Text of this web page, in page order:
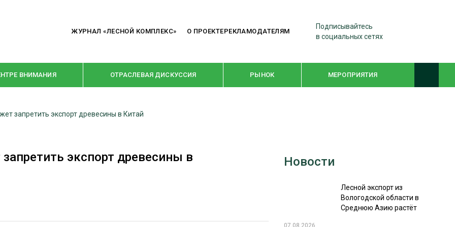
ЖУРНАЛ «ЛЕСНОЙ КОМПЛЕКС» О ПРОЕКТЕРЕКЛАМОДАТЕЛЯМ
Подписывайтесь
в социальных сетях
ВНИМАНИЯ ОТРАСЛЕВАЯ ДИСКУССИЯ РЫНОК МЕРОПРИЯТИЯ
РУБРИКИ
КРУПНЫМ ПЛАНОМ WOODEX-2021
СУШКА ДРЕВЕСИНЫ
запретить экспорт древесины в Китай
экспорт древесины в
Новости
Лесной экспорт из
Вологодской области в
Среднюю Азию растёт
07.08.2026